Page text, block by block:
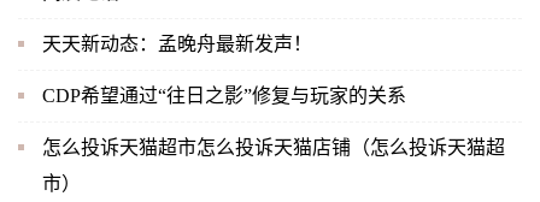
天天新动态：孟晚舟最新发声！
CDP希望通过“往日之影”修复与玩家的关系
怎么投诉天猫超市怎么投诉天猫店铺（怎么投诉天猫超
市）